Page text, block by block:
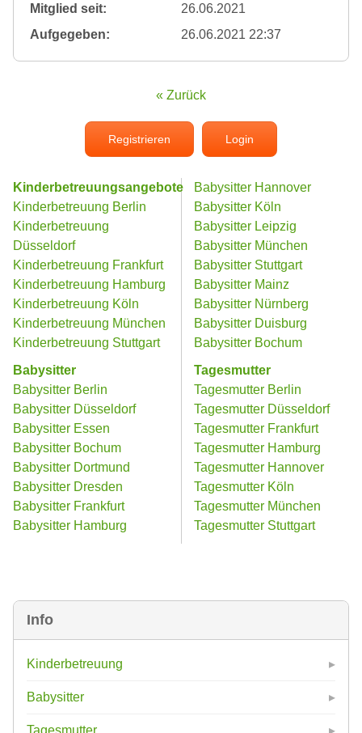
Info
Kinderbetreuung
Babysitter
Tagesmutter
Mitglied seit:
26.06.2021
Aufgegeben:
26.06.2021 22:37
« Zurück
Registrieren Login
Kinderbetreuungsangebote
Kinderbetreuung Berlin
Kinderbetreuung
Düsseldorf
Kinderbetreuung Frankfurt
Kinderbetreuung Hamburg
Kinderbetreuung Köln
Kinderbetreuung München
Kinderbetreuung Stuttgart
Babysitter
Babysitter Berlin
Babysitter Düsseldorf
Babysitter Essen
Babysitter Bochum
Babysitter Dortmund
Babysitter Dresden
Babysitter Frankfurt
Babysitter Hamburg
Babysitter Hannover
Babysitter Köln
Babysitter Leipzig
Babysitter München
Babysitter Stuttgart
Babysitter Mainz
Babysitter Nürnberg
Babysitter Duisburg
Babysitter Bochum
Tagesmutter
Tagesmutter Berlin
Tagesmutter Düsseldorf
Tagesmutter Frankfurt
Tagesmutter Hamburg
Tagesmutter Hannover
Tagesmutter Köln
Tagesmutter München
Tagesmutter Stuttgart